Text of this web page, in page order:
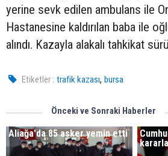
yerine sevk edilen ambulans ile
Hastanesine kaldırılan baba ile
alındı. Kazayla alakalı tahkikat
Etiketler : trafik kazası,bursa
Önceki ve Sonraki Haberler
Aliağa'da 85 asker yemin etti